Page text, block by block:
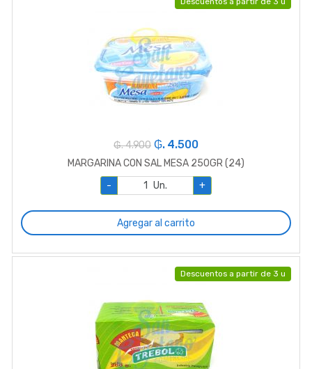
₲. 4.900 ₲. 4.500
MARGARINA CON SAL MESA 250GR (24)
-
Un. +
Agregar al carrito
Descuentos a partir de 3 u